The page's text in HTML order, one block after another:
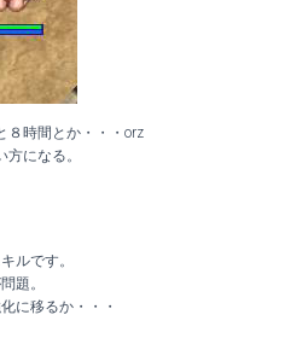
８時間とか・・・orz
になる。
ルです。
題。
に移るか・・・